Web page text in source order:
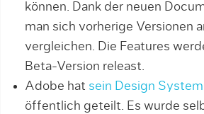
können. Dank der neuen
man sich vorherige Versionen
vergleichen. Die Features
Beta-Version releast.
Adobe hat sein Design System
öffentlich geteilt. Es wurde